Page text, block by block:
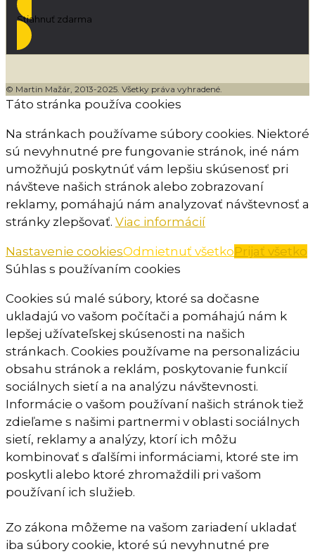
Stiahnuť zdarma
© Martin Mažár, 2013-2025. Všetky práva vyhradené.
Táto stránka používa cookies
Na stránkach používame súbory cookies. Niektoré
sú nevyhnutné pre fungovanie stránok, iné nám
umožňujú poskytnúť vám lepšiu skúsenosť pri
návšteve našich stránok alebo zobrazovaní
reklamy, pomáhajú nám analyzovať návštevnosť a
stránky zlepšovať. Viac informácií
Nastavenie cookiesOdmietnuť všetkoPrijať všetko
Súhlas s používaním cookies
Cookies sú malé súbory, ktoré sa dočasne
ukladajú vo vašom počítači a pomáhajú nám k
lepšej užívateľskej skúsenosti na našich
stránkach. Cookies používame na personalizáciu
obsahu stránok a reklám, poskytovanie funkcií
sociálnych sietí a na analýzu návštevnosti.
Informácie o vašom používaní našich stránok tiež
zdieľame s našimi partnermi v oblasti sociálnych
sietí, reklamy a analýzy, ktorí ich môžu
kombinovať s ďalšími informáciami, ktoré ste im
poskytli alebo ktoré zhromaždili pri vašom
používaní ich služieb.
Zo zákona môžeme na vašom zariadení ukladať
iba súbory cookie, ktoré sú nevyhnutné pre